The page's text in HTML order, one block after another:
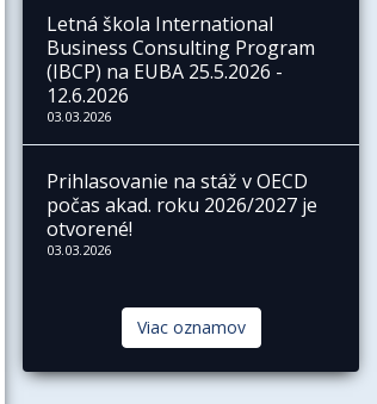
Letná škola International
Business Consulting Program
(IBCP) na EUBA 25.5.2026 -
12.6.2026
03.03.2026
Prihlasovanie na stáž v OECD
počas akad. roku 2026/2027 je
otvorené!
03.03.2026
Viac oznamov